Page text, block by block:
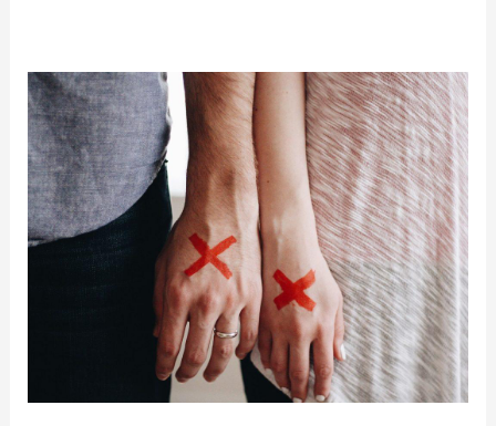
Come
coltivare
la
propria
autonomia
per
difendersi